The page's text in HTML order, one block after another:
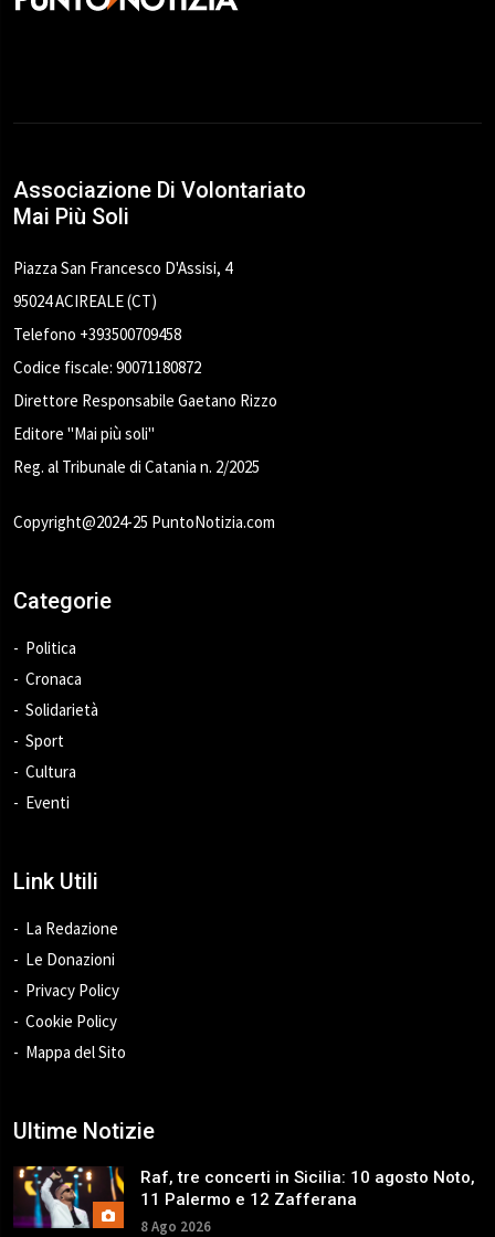
Associazione Di Volontariato
Mai Più Soli
Piazza San Francesco D'Assisi, 4
95024 ACIREALE (CT)
Telefono +393500709458
Codice fiscale: 90071180872
Direttore Responsabile Gaetano Rizzo
Editore "Mai più soli"
Reg. al Tribunale di Catania n. 2/2025
Copyright@2024-25 PuntoNotizia.com
Categorie
Politica
Cronaca
Solidarietà
Sport
Cultura
Eventi
Link Utili
La Redazione
Le Donazioni
Privacy Policy
Cookie Policy
Mappa del Sito
Ultime Notizie
Raf, tre concerti in Sicilia: 10 agosto Noto,
11 Palermo e 12 Zafferana
8 Ago 2026